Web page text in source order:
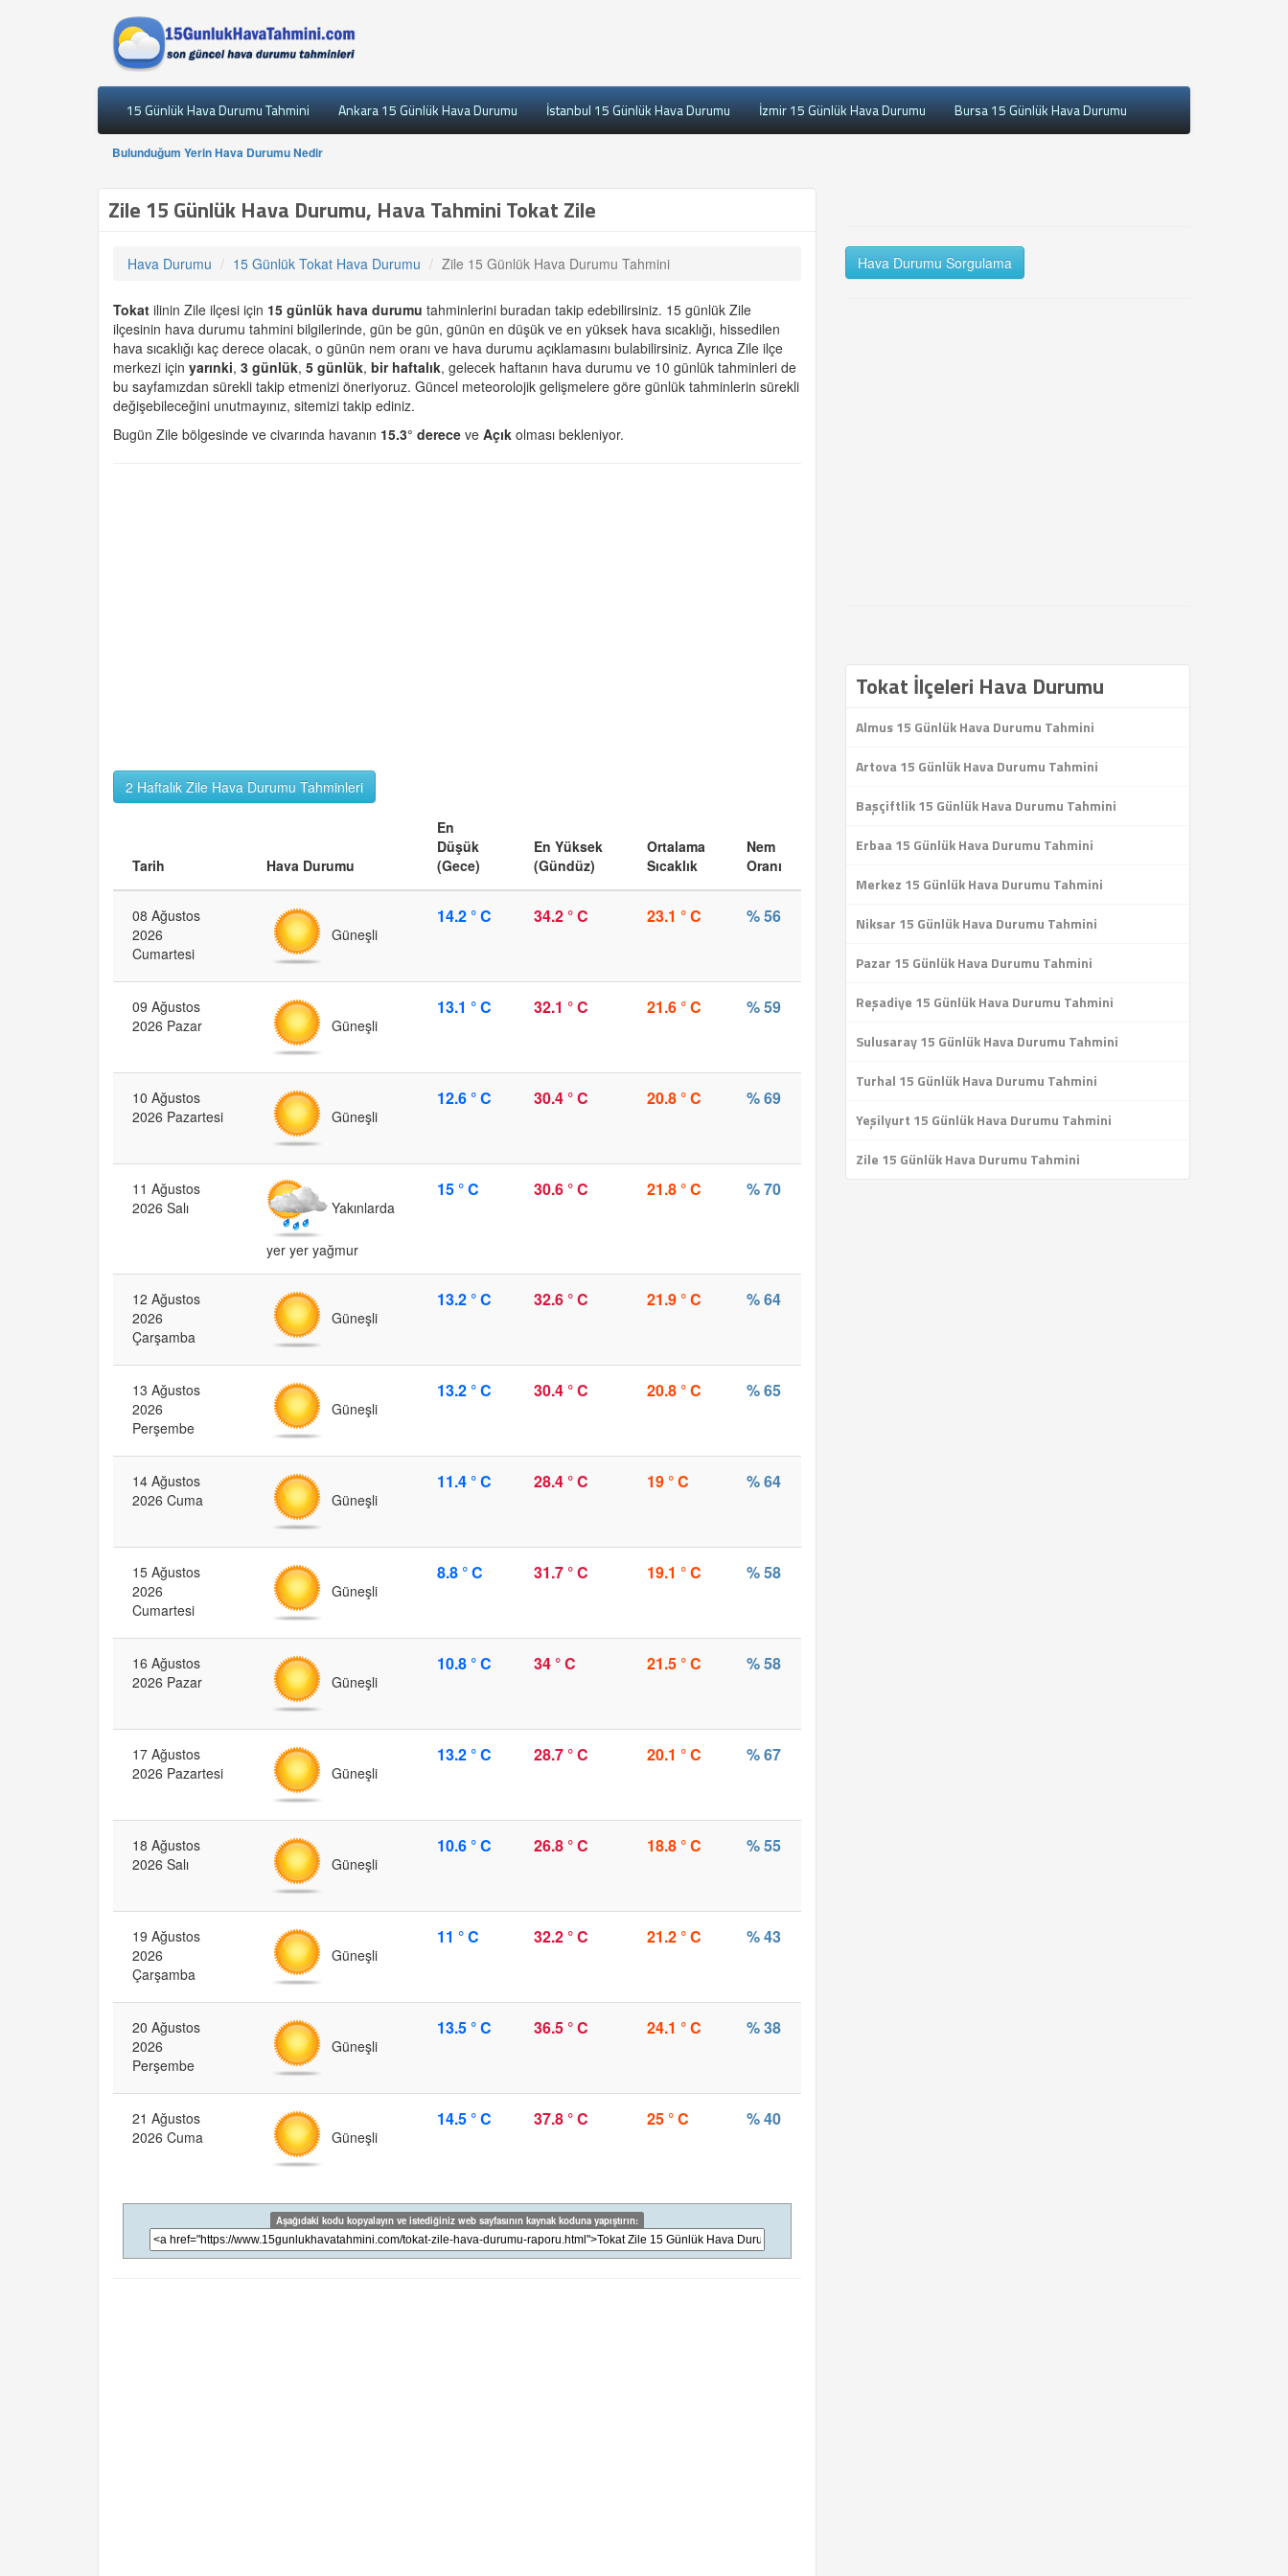
15 Günlük Hava Durumu Tahmini Ankara 15 Günlük Hava Durumu İstanbul 15 Günlük Hava Durumu İzmir 15 Günlük Hava Durumu Bursa 15 Günlük Hava Durumu
Bulunduğum Yerin Hava Durumu Nedir
Zile 15 Günlük Hava Durumu, Hava Tahmini Tokat Zile
Hava Durumu 15 Günlük Tokat Hava Durumu Zile 15 Günlük Hava Durumu Tahmini
Tokat ilinin Zile ilçesi için 15 günlük hava durumu tahminlerini buradan takip edebilirsiniz. 15 günlük Zile
ilçesinin hava durumu tahmini bilgilerinde, gün be gün, günün en düşük ve en yüksek hava sıcaklığı, hissedilen
hava sıcaklığı kaç derece olacak, o günün nem oranı ve hava durumu açıklamasını bulabilirsiniz. Ayrıca Zile ilçe
merkezi için yarınki, 3 günlük, 5 günlük, bir haftalık, gelecek haftanın hava durumu ve 10 günlük tahminleri de
bu sayfamızdan sürekli takip etmenizi öneriyoruz. Güncel meteorolojik gelişmelere göre günlük tahminlerin sürekli
değişebileceğini unutmayınız, sitemizi takip ediniz.
Bugün Zile bölgesinde ve civarında havanın 15.3° derece ve Açık olması bekleniyor.
2 Haftalık Zile Hava Durumu Tahminleri
Tarih Hava Durumu
En
Düşük
(Gece)
En Yüksek
(Gündüz)
Ortalama
Sıcaklık
Nem
Oranı
08 Ağustos
2026
Cumartesi
Güneşli
14.2 ° C 34.2 ° C 23.1 ° C % 56
09 Ağustos
2026 Pazar
Güneşli
13.1 ° C 32.1 ° C 21.6 ° C % 59
10 Ağustos
2026 Pazartesi
Güneşli
12.6 ° C 30.4 ° C 20.8 ° C % 69
11 Ağustos
2026 Salı
Yakınlarda
yer yer yağmur
15 ° C 30.6 ° C 21.8 ° C % 70
12 Ağustos
2026
Çarşamba
Güneşli
13.2 ° C 32.6 ° C 21.9 ° C % 64
13 Ağustos
2026
Perşembe
Güneşli
13.2 ° C 30.4 ° C 20.8 ° C % 65
14 Ağustos
2026 Cuma
Güneşli
11.4 ° C 28.4 ° C 19 ° C % 64
15 Ağustos
2026
Cumartesi
Güneşli
8.8 ° C 31.7 ° C 19.1 ° C % 58
16 Ağustos
2026 Pazar
Güneşli
10.8 ° C 34 ° C 21.5 ° C % 58
17 Ağustos
2026 Pazartesi
Güneşli
13.2 ° C 28.7 ° C 20.1 ° C % 67
18 Ağustos
2026 Salı
Güneşli
10.6 ° C 26.8 ° C 18.8 ° C % 55
19 Ağustos
2026
Çarşamba
Güneşli
11 ° C 32.2 ° C 21.2 ° C % 43
20 Ağustos
2026
Perşembe
Güneşli
13.5 ° C 36.5 ° C 24.1 ° C % 38
21 Ağustos
2026 Cuma
Güneşli
14.5 ° C 37.8 ° C 25 ° C % 40
Aşağıdaki kodu kopyalayın ve istediğiniz web sayfasının kaynak koduna yapıştırın:
Hava Durumu Sorgulama
Tokat İlçeleri Hava Durumu
Almus 15 Günlük Hava Durumu Tahmini
Artova 15 Günlük Hava Durumu Tahmini
Başçiftlik 15 Günlük Hava Durumu Tahmini
Erbaa 15 Günlük Hava Durumu Tahmini
Merkez 15 Günlük Hava Durumu Tahmini
Niksar 15 Günlük Hava Durumu Tahmini
Pazar 15 Günlük Hava Durumu Tahmini
Reşadiye 15 Günlük Hava Durumu Tahmini
Sulusaray 15 Günlük Hava Durumu Tahmini
Turhal 15 Günlük Hava Durumu Tahmini
Yeşilyurt 15 Günlük Hava Durumu Tahmini
Zile 15 Günlük Hava Durumu Tahmini